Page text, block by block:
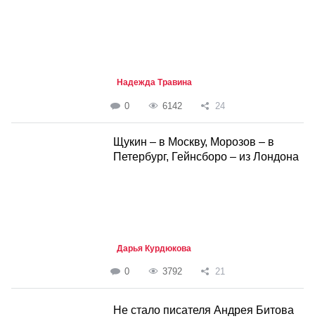
Надежда Травина
0 6142 24
Щукин – в Москву, Морозов – в
Петербург, Гейнсборо – из Лондона
Дарья Курдюкова
0 3792 21
Не стало писателя Андрея Битова